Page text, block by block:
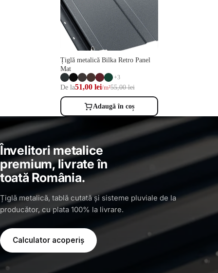
Țiglă metalică Bilka Retro Panel
Mat
+3
De la51,00 lei/m²55,00 lei
Adaugă în coș
Învelitori metalice
premium, livrate în
toată România.
Țiglă metalică, tablă cutată și sisteme pluviale de la
producător, cu plata 100% la livrare.
Calculator acoperiș